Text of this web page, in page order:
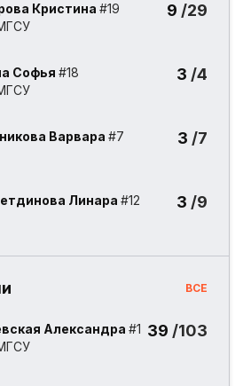
Кристина #19
9 /29
Софья #18
3 /4
Варвара #7
3 /7
Линара #12
3 /9
ВСЕ
Александра #1 39 /103